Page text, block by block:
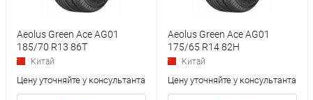
Aeolus Green Ace AG01
185/70 R13 86T
Китай
Цену уточняйте у консультанта
Aeolus Green Ace AG01
175/65 R14 82H
Китай
Цену уточняйте у консультанта